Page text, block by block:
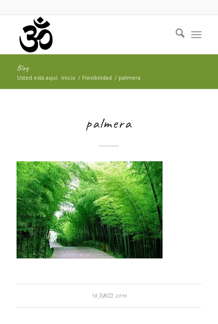
Blog
Usted está aquí: Inicio / Flexibilidad / palmera
palmera
18 JUNIO, 2016